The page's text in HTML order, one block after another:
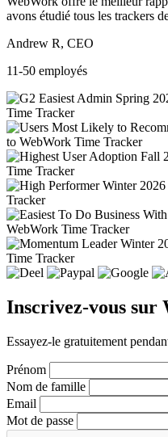
avons étudié tous les trackers
Andrew R, CEO
11-50 employés
Inscrivez-vous sur
Essayez-le gratuitement
Prénom
Nom de famille
Email
Mot de passe